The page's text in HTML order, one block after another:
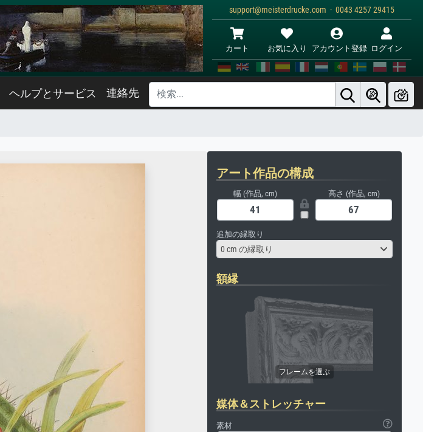
support@meisterdrucke.com · 0043 4257 29415
カート お気に入り アカウント登録 ログイン
ヘルプとサービス 連絡先
アート作品の構成
幅 (作品, cm) 高さ (作品, cm)
追加の縁取り
0 cm の縁取り
額縁
媒体＆ストレッチャー
素材